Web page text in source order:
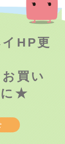
HP更
買い
に★